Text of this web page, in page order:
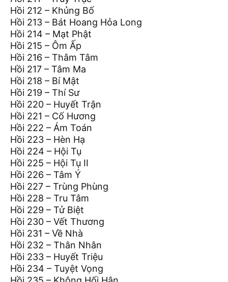
Hồi 212 – Khủng Bố
Hồi 213 – Bát Hoang Hỏa Long
Hồi 214 – Mạt Phật
Hồi 215 – Ôm Ấp
Hồi 216 – Thâm Tâm
Hồi 217 – Tâm Ma
Hồi 218 – Bí Mật
Hồi 219 – Thí Sư
Hồi 220 – Huyết Trận
Hồi 221 – Cố Hương
Hồi 222 – Ám Toán
Hồi 223 – Hèn Hạ
Hồi 224 – Hội Tụ
Hồi 225 – Hội Tụ II
Hồi 226 – Tâm Ý
Hồi 227 – Trùng Phùng
Hồi 228 – Tru Tâm
Hồi 229 – Tử Biệt
Hồi 230 – Vết Thương
Hồi 231 – Về Nhà
Hồi 232 – Thân Nhân
Hồi 233 – Huyết Triệu
Hồi 234 – Tuyệt Vọng